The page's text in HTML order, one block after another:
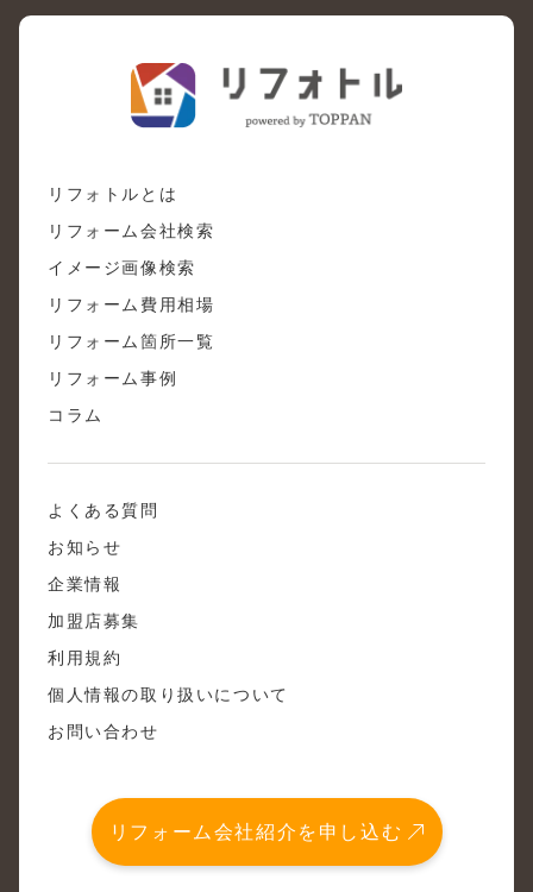
リフォトルとは
リフォーム会社検索
イメージ画像検索
リフォーム費用相場
リフォーム箇所一覧
リフォーム事例
コラム
よくある質問
お知らせ
企業情報
加盟店募集
利用規約
個人情報の取り扱いについて
お問い合わせ
リフォーム会社紹介を申し込む